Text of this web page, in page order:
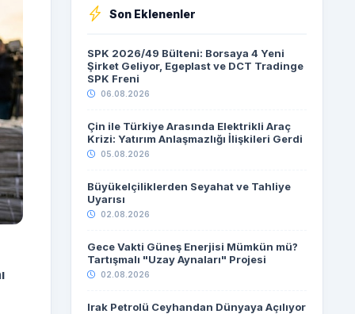
Son Eklenenler
SPK 2026/49 Bülteni: Borsaya 4 Yeni
Şirket Geliyor, Egeplast ve DCT Tradinge
SPK Freni
06.08.2026
Çin ile Türkiye Arasında Elektrikli Araç
Krizi: Yatırım Anlaşmazlığı İlişkileri Gerdi
05.08.2026
Büyükelçiliklerden Seyahat ve Tahliye
Uyarısı
02.08.2026
Gece Vakti Güneş Enerjisi Mümkün mü?
Tartışmalı "Uzay Aynaları" Projesi
02.08.2026
Irak Petrolü Ceyhandan Dünyaya Açılıyor